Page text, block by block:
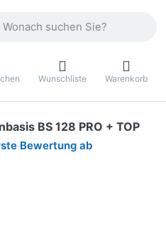
Wunschliste Warenkorb
BS 128 PRO + TOP
Bewertung ab